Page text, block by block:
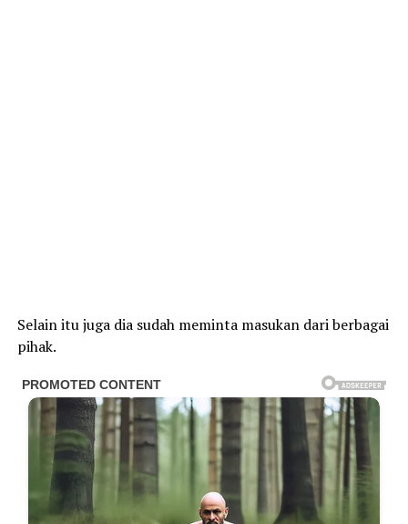
Selain itu juga dia sudah meminta masukan dari berbagai
pihak.